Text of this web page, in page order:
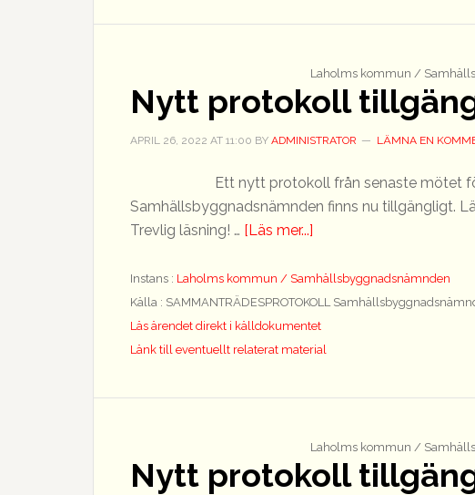
Laholms kommun /
Nytt protokoll
APRIL 26, 2022 AT 11:00 BY ADMINISTRATOR LÄMNA EN
Ett nytt protokoll från senaste mötet
Samhällsbyggnadsnämnden finns nu tillgängligt.
Trevlig läsning! … [Läs mer...]
protokoll
tillgängligt
Instans : Laholms kommun / Samhällsbyggnadsnämnden
Källa : SAMMANTRÄDESPROTOKOLL
Läs ärendet direkt i källdokumentet
Länk till eventuellt relaterat material
Laholms kommun /
Nytt protokoll